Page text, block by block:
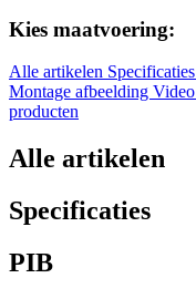
Kies maatvoering:
Alle artikelen Specificaties
Montage afbeelding Video
producten
Alle artikelen
Specificaties
PIB